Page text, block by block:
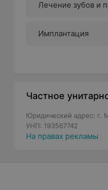
Лечение зубов и
Имплантация
Частное
Юридический адрес: г.
УНП: 193567742
На правах рекламы